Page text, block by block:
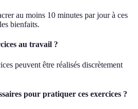
au moins 10 minutes par jour à ces
bienfaits.
au travail ?
peuvent être réalisés discrètement
pour pratiquer ces exercices ?